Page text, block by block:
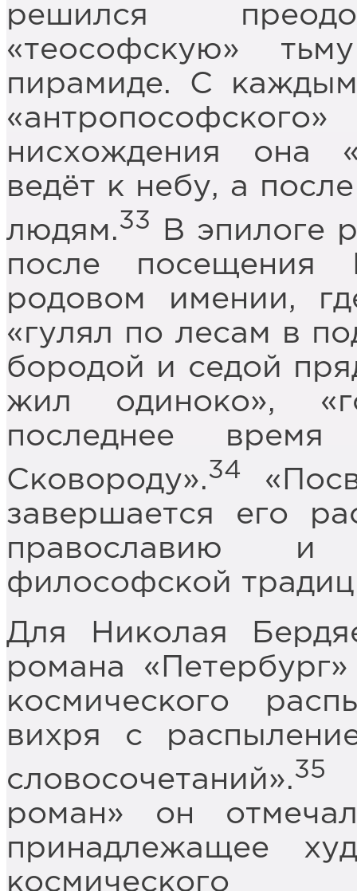
решился
«теософскую»
пирамиде. С
нисхождения она
ведёт к небу, а
людям.33
В эпилоге
после посещения
родовом имении,
«гулял по лесам в
бородой и седой
жил одиноко»,
последнее
Сковороду».34
завершается его
православию и
философской
Для Николая
романа
космического
вихря с
словосочетаний».35
роман» он
принадлежащее